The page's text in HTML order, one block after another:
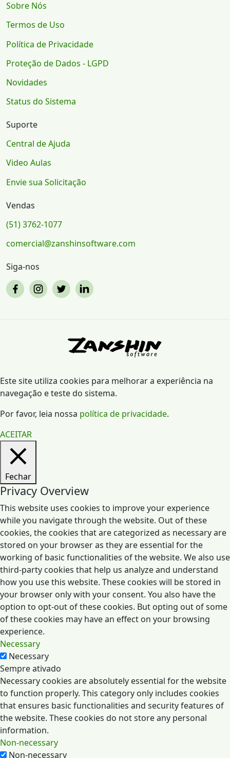
Sobre Nós
Termos de Uso
Política de Privacidade
Proteção de Dados - LGPD
Novidades
Status do Sistema
Suporte
Central de Ajuda
Video Aulas
Envie sua Solicitação
Vendas
(51) 3762-1077
comercial@zanshinsoftware.com
Siga-nos
Este site utiliza cookies para melhorar a experiência na
navegação e teste do sistema.
Por favor, leia nossa política de privacidade.
ACEITAR
Fechar
Privacy Overview
This website uses cookies to improve your experience
while you navigate through the website. Out of these
cookies, the cookies that are categorized as necessary are
stored on your browser as they are essential for the
working of basic functionalities of the website. We also use
third-party cookies that help us analyze and understand
how you use this website. These cookies will be stored in
your browser only with your consent. You also have the
option to opt-out of these cookies. But opting out of some
of these cookies may have an effect on your browsing
experience.
Necessary
Necessary
Sempre ativado
Necessary cookies are absolutely essential for the website
to function properly. This category only includes cookies
that ensures basic functionalities and security features of
the website. These cookies do not store any personal
information.
Non-necessary
Non-necessary